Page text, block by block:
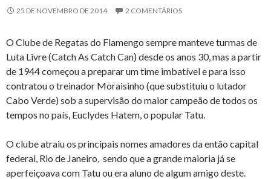
25 DE NOVEMBRO DE 2014 2 COMENTÁRIOS
O Clube de Regatas do Flamengo sempre manteve turmas de
Luta Livre (Catch As Catch Can) desde os anos 30, mas a partir
de 1944 começou a preparar um time imbatível e para isso
contratou o treinador Moraisinho (que substituiu o lutador
Cabo Verde) sob a supervisão do maior campeão de todos os
tempos no país, Euclydes Hatem, o popular Tatu.
O clube atraiu os principais nomes amadores da então capital
federal, Rio de Janeiro, sendo que a grande maioria já se
aperfeiçoava com Tatu ou era aluno de algum amigo deste.